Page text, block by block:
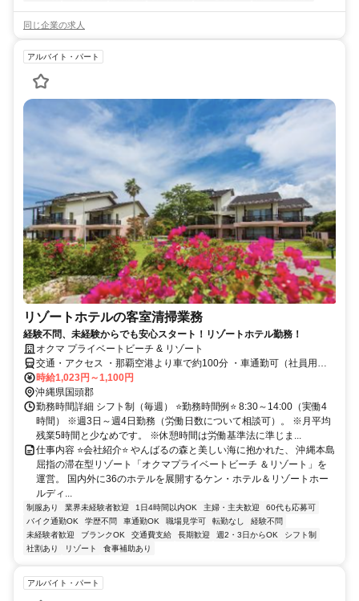
同じ企業の求人
アルバイト・パート
リゾートホテルの客室清掃業務
経験不問、未経験からでも安心スタート！リゾートホテル勤務！
オクマ プライベートビーチ & リゾート
交通・アクセス ・那覇空港より車で約100分 ・車通勤可（社員用駐
車場完備、無料） ・交通費補助制度あり（月額上限30,000円） ・バ
イク、自転車通勤も可能。
時給1,023円～1,100円
沖縄県国頭郡
勤務時間詳細 シフト制（毎週） ⭐勤務時間例⭐ 8:30～14:00（実働4
時間） ※週3日～週4日勤務（労働日数について相談可）。 ※月平均
残業5時間と少なめです。 ※休憩時間は労働基準法に準じま...
仕事内容 ⭐会社紹介⭐ やんばるの森と美しい海に抱かれた、 沖縄本島
屈指の滞在型リゾート「オクマプライベートビーチ ＆リゾート」を
運営。 国内外に36のホテルを展開するケン・ホテル＆リゾートホー
ルディ...
制服あり 業界未経験者歓迎 1日4時間以内OK 主婦・主夫歓迎
60代も応募可
バイク通勤OK
学歴不問 車通勤OK 職場見学可 転勤なし
経験不問
未経験者歓迎
ブランクOK 交通費支給 長期歓迎 週2・3日からOK
シフト制
社割あり
リゾート 食事補助あり
アルバイト・パート